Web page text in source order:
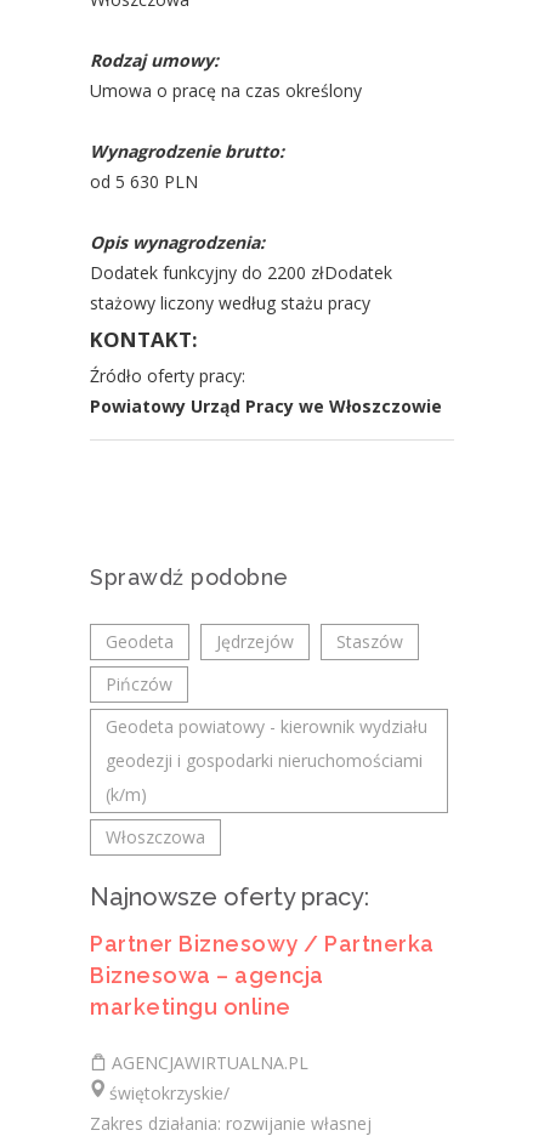
Rodzaj umowy:
Umowa o pracę na czas określony
Wynagrodzenie brutto:
od 5 630 PLN
Opis wynagrodzenia:
Dodatek funkcyjny do 2200 złDodatek
stażowy liczony według stażu pracy
KONTAKT:
Źródło oferty pracy:
Powiatowy Urząd Pracy we Włoszczowie
Sprawdź podobne
Geodeta Jędrzejów
Staszów
Pińczów
Geodeta powiatowy - kierownik wydziału
geodezji i gospodarki nieruchomościami
(k/m)
Włoszczowa
Najnowsze oferty pracy:
Partner Biznesowy / Partnerka
Biznesowa – agencja
marketingu online
AGENCJAWIRTUALNA.PL
świętokrzyskie/
Zakres działania: rozwijanie własnej